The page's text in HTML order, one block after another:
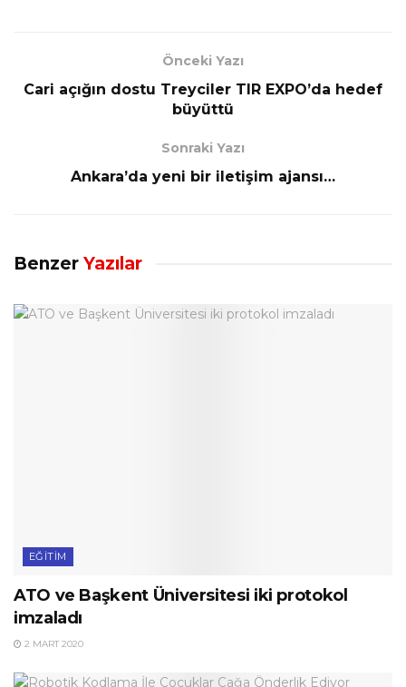
Önceki Yazı
Cari açığın dostu Treyciler TIR EXPO’da hedef
büyüttü
Sonraki Yazı
Ankara’da yeni bir iletişim ajansı…
Benzer Yazılar
EĞITIM
ATO ve Başkent Üniversitesi iki protokol
imzaladı
2 MART 2020